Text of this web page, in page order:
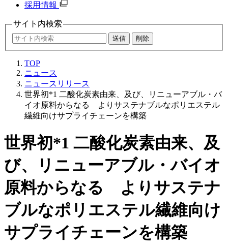
採用情報
サイト内検索
TOP
ニュース
ニュースリリース
世界初*1 二酸化炭素由来、及び、リニューアブル・バ
イオ原料からなる よりサステナブルなポリエステル
繊維向けサプライチェーンを構築
世界初*1 二酸化炭素由来、及
び、リニューアブル・バイオ
原料からなる よりサステナ
ブルなポリエステル繊維向け
サプライチェーンを構築